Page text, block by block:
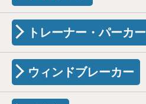
トレーナー・パーカー
ウィンドブレーカー